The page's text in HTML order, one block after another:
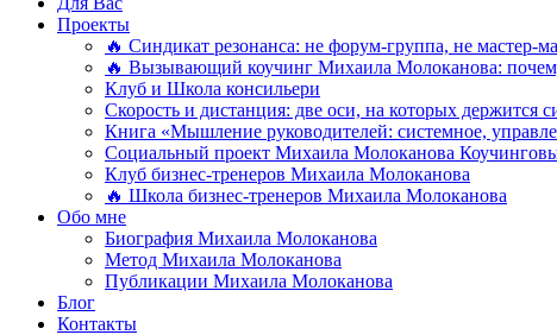
Проекты
🔥 Синдикат резонанса: не форум-группа, не
🔥 Вызывающий коучинг Михаила Молоканова:
Клуб и Школа консильери
Скорость и дистанция: две оси, на которых
Книга «Мышление руководителей: системное,
Социальный проект Михаила Молоканова
Клуб бизнес-тренеров Михаила Молоканова
🔥 Школа бизнес-тренеров Михаила Молоканова
Обо мне
Биография Михаила Молоканова
Метод Михаила Молоканова
Публикации Михаила Молоканова
Блог
Контакты